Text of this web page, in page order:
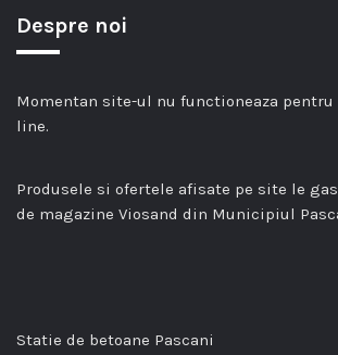
Despre noi
Momentan site-ul nu functioneaza pentru
line.
Produsele si ofertele afisate pe site le
de magazine Viosand din Municipiul
Statie de betoane Pascani